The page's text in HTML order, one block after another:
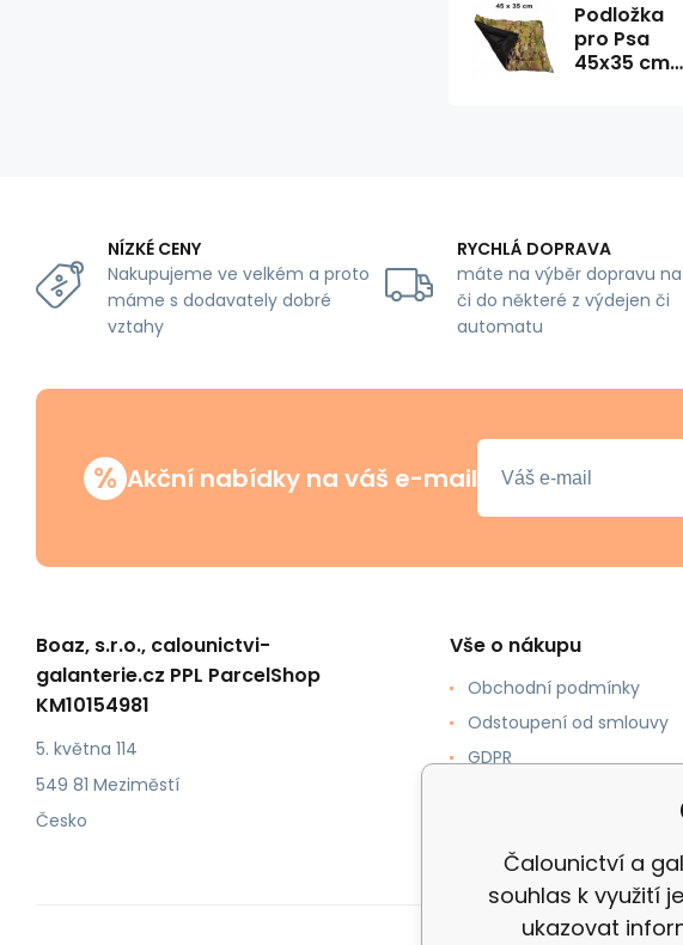
Podložka
pro Psa
45x35 cm
NÍZKÉ CENY
Nakupujeme ve velkém a proto
máme s dodavately dobré
vztahy
RYCHLÁ DOPRAVA
máte na výběr dopravu
či do některé z výdejen či
automatu
% Akční nabídky na váš e-mail
Boaz, s.r.o., calounictvi-
galanterie.cz PPL ParcelShop
KM10154981
5. května 114
549 81 Meziměstí
Česko
Vše o nákupu
Obchodní podmínky
Odstoupení od smlouvy
GDPR
Čalounictví a
souhlas k využití
ukazovat